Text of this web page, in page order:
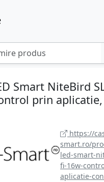
Smart NiteBird
prin
https://
smart.ro/
led-smart-
fi-16w-
aplicatie-